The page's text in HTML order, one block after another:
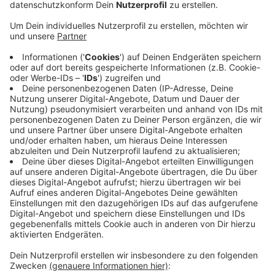
Anzeige
Nach ersten Erkenntnissen ist ein LKW auf einen
weiteren aufgefahren. Ein Fahrer kam leicht verletzt in
ein Krankenhaus. Inzwischen ist klar, beide LKW sind
nicht mehr fahrbereit und müssen abgeschleppt
werden. So große Fahrzeuge zu bergen dauert aber -
zumal der Unfall im eh schon verengten
Baustellenbereich passiert ist. Außerdem laufen noch
Arbeiten an einer Schutzplanke. Die A1 bleibt daher
voraussichtlich noch bis mittags (12 Uhr) zwischen
Ascheberg und Hiltrup in Richtung Münster gesperrt.
Wir sagen Bescheid sobald die Autobahn wieder frei
ist!
Anzeige